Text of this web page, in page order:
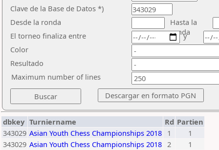
Clave de la Base de Datos *)
Desde la ronda
Hasta la
ronda
El torneo finaliza entre
Color
Resultado
y
Maximum number of lines
dbkey Turniername Rd Partien
343029 Asian Youth Chess Championships 2018 1
1
343029 Asian Youth Chess Championships 2018 2
1